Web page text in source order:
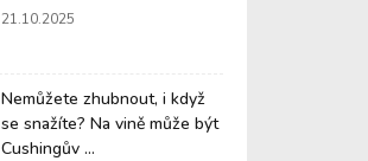
21.10.2025
Nemůžete zhubnout, i když
se snažíte? Na vině může být
Cushingův ...